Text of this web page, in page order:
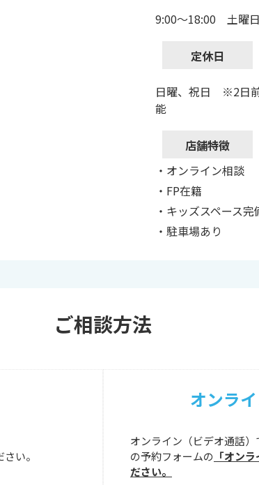
9:00～18:00 土曜
定休日
日曜、祝日 ※2日
能
店舗特徴
・オンライン相談
・FP在籍
・キッズスペース完
・駐車場あり
ご相談方法
い。
オンラ
オンライン（ビデオ通話
の予約フォームの 「オン
ださい。